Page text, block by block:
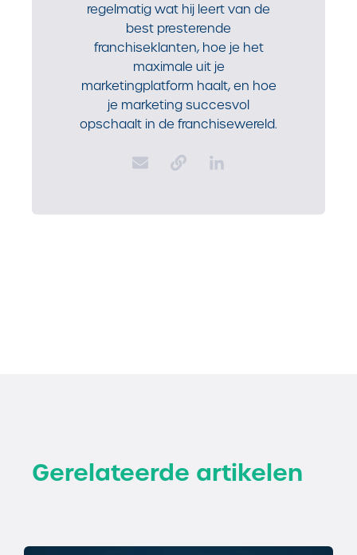
regelmatig wat hij leert van de
best presterende
franchiseklanten, hoe je het
maximale uit je
marketingplatform haalt, en hoe
je marketing succesvol
opschaalt in de franchisewereld.
Gerelateerde artikelen